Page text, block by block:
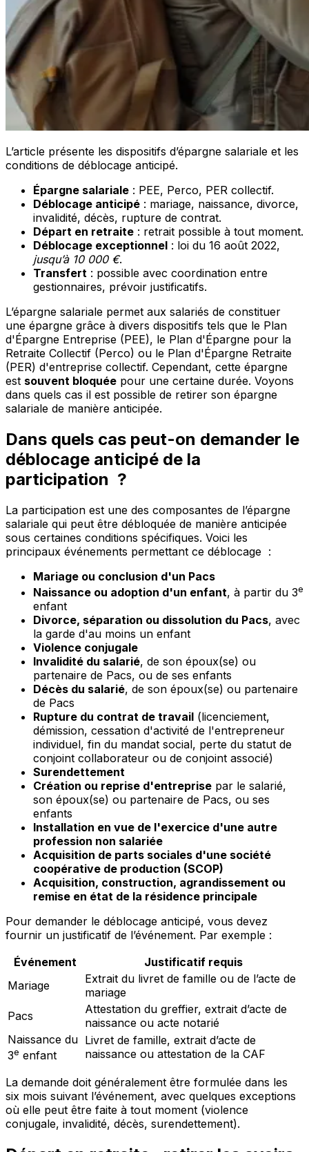
L’article présente les dispositifs d’épargne salariale et les
conditions de déblocage anticipé.
Épargne salariale : PEE, Perco, PER collectif.
Déblocage anticipé : mariage, naissance, divorce,
invalidité, décès, rupture de contrat.
Départ en retraite : retrait possible à tout moment.
Déblocage exceptionnel : loi du 16 août 2022,
jusqu’à 10 000 €.
Transfert : possible avec coordination entre
gestionnaires, prévoir justificatifs.
L’épargne salariale permet aux salariés de constituer
une épargne grâce à divers dispositifs tels que le Plan
d'Épargne Entreprise (PEE), le Plan d'Épargne pour la
Retraite Collectif (Perco) ou le Plan d'Épargne Retraite
(PER) d'entreprise collectif. Cependant, cette épargne
est souvent bloquée pour une certaine durée. Voyons
dans quels cas il est possible de retirer son épargne
salariale de manière anticipée.
Dans quels cas peut-on demander le
déblocage anticipé de la
participation ?
La participation est une des composantes de l’épargne
salariale qui peut être débloquée de manière anticipée
sous certaines conditions spécifiques. Voici les
principaux événements permettant ce déblocage :
Mariage ou conclusion d'un Pacs
Naissance ou adoption d'un enfant, à partir du 3e
enfant
Divorce, séparation ou dissolution du Pacs, avec
la garde d'au moins un enfant
Violence conjugale
Invalidité du salarié, de son époux(se) ou
partenaire de Pacs, ou de ses enfants
Décès du salarié, de son époux(se) ou partenaire
de Pacs
Rupture du contrat de travail (licenciement,
démission, cessation d'activité de l'entrepreneur
individuel, fin du mandat social, perte du statut de
conjoint collaborateur ou de conjoint associé)
Surendettement
Création ou reprise d'entreprise par le salarié,
son époux(se) ou partenaire de Pacs, ou ses
enfants
Installation en vue de l'exercice d'une autre
profession non salariée
Acquisition de parts sociales d'une société
coopérative de production (SCOP)
Acquisition, construction, agrandissement ou
remise en état de la résidence principale
Pour demander le déblocage anticipé, vous devez
fournir un justificatif de l’événement. Par exemple :
Événement
Justificatif requis
Mariage
Extrait du livret de famille ou de l’acte de
mariage
Pacs
Attestation du greffier, extrait d’acte de
naissance ou acte notarié
Naissance du
3e enfant
Livret de famille, extrait d’acte de
naissance ou attestation de la CAF
La demande doit généralement être formulée dans les
six mois suivant l’événement, avec quelques exceptions
où elle peut être faite à tout moment (violence
conjugale, invalidité, décès, surendettement).